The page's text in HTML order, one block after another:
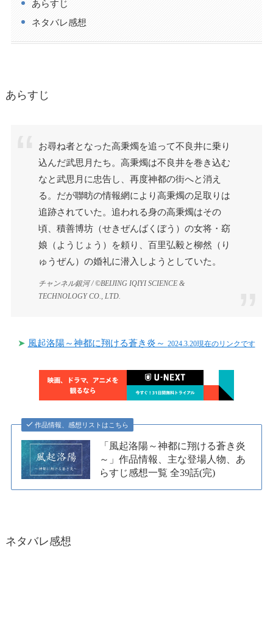
あらすじ
ネタバレ感想
あらすじ
お尋ね者となった高秉燭を追って不良井に乗り
込んだ武思月たち。高秉燭は不良井を巻き込む
なと武思月に忠告し、再度神都の街へと消え
る。だが聯昉の情報網により高秉燭の足取りは
追跡されていた。追われる身の高秉燭はその
頃、積善博坊（せきぜんばくぼう）の女将・窈
娘（ようじょう）を頼り、百里弘毅と柳然（り
ゅうぜん）の婚礼に潜入しようとしていた。
チャンネル銀河 / ©BEIJING IQIYI SCIENCE &
TECHNOLOGY CO., LTD.
➤ 風起洛陽～神都に翔ける蒼き炎～ 2024.3.20現在のリンクです
作品情報、感想リストはこちら
「風起洛陽～神都に翔ける蒼き炎
～」作品情報、主な登場人物、あ
らすじ感想一覧 全39話(完)
ネタバレ感想